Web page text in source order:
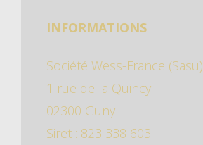
INFORMATIONS
Société Wess-France (Sasu)
1 rue de la Quincy
02300 Guny
Siret : 823 338 603